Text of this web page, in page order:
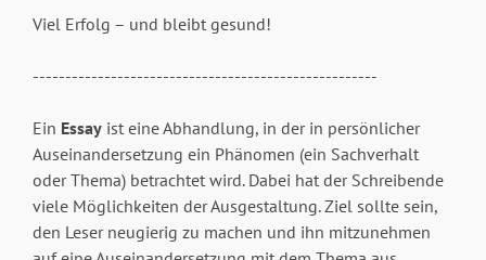
Viel Erfolg – und bleibt gesund!
-----------------------------------------------------
Ein Essayist eine Abhandlung, in der in persönlicher
Auseinandersetzung ein Phänomen (ein Sachverhalt
oder Thema) betrachtet wird. Dabei hat der Schreibende
viele Möglichkeiten der Ausgestaltung. Ziel sollte sein,
den Leser neugierig zu machen und ihn mitzunehmen